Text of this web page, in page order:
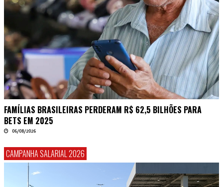
FAMÍLIAS BRASILEIRAS PERDERAM R$ 62,5 BILHÕES PARA
BETS EM 2025
06/08/2026
CAMPANHA SALARIAL 2026